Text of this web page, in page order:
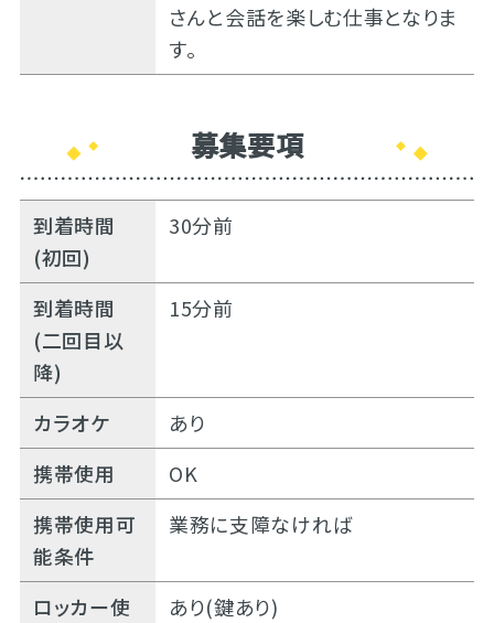
さんと会話を楽しむ仕事となりま
す。
募集要項
到着時間
(初回)
30分前
到着時間
(二回目以
降)
15分前
カラオケ
あり
携帯使用
OK
携帯使用可
能条件
業務に支障なければ
ロッカー使
あり(鍵あり)